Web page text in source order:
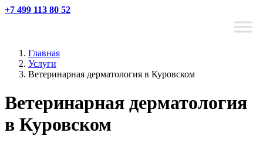
+7 499 113 80 52
Главная
Услуги
Ветеринарная дерматология в Куровском
Ветеринарная дерматология
в Куровском